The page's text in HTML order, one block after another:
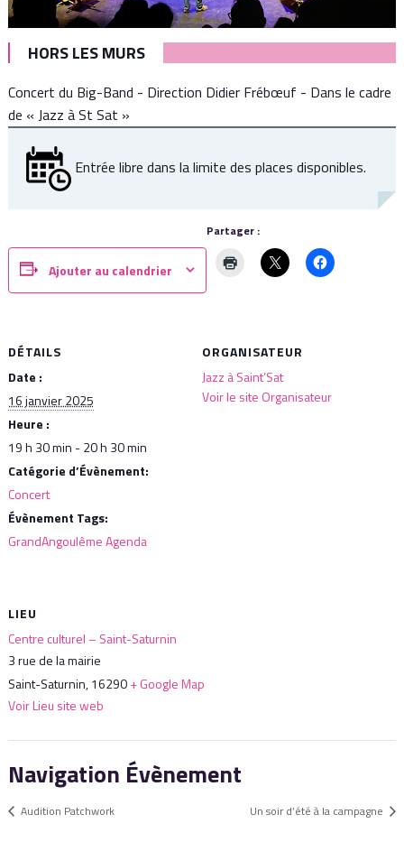
HORS LES MURS
Concert du Big-Band - Direction Didier Frébœuf - Dans le cadre
de « Jazz à St Sat »
Entrée libre dans la limite des places disponibles.
Ajouter au calendrier
DÉTAILS
Date :
16 janvier 2025
Heure :
19 h 30 min - 20 h 30 min
Catégorie d’Évènement:
Concert
Évènement Tags:
GrandAngoulême Agenda
ORGANISATEUR
Jazz à Saint’Sat
Voir le site Organisateur
LIEU
Centre culturel – Saint-Saturnin
3 rue de la mairie
Saint-Saturnin,16290+ Google Map
Voir Lieu site web
Partager :
Navigation Évènement
Audition Patchwork Un soir d’été à la campagne